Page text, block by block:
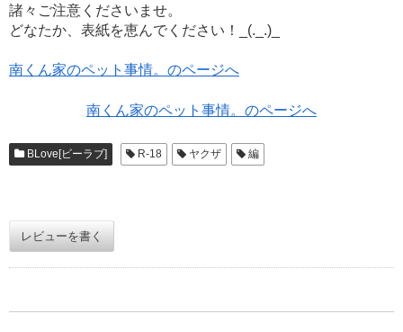
諸々ご注意くださいませ。
どなたか、表紙を恵んでください！_(._.)_
南くん家のペット事情。のページへ
南くん家のペット事情。のページへ
BLove[ビーラブ] R-18 ヤクザ 編
レビューを書く